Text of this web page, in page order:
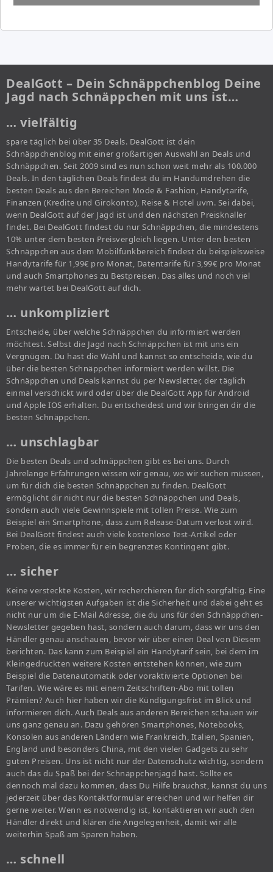
DealGott – Dein Schnäppchenblog Deine
Jagd nach Schnäppchen mit uns ist…
… vielfältig
spare täglich bei über 35 Deals. DealGott ist dein
Schnäppchenblog mit einer großartigen Auswahl an Deals und
Schnäppchen. Seit 2009 sind es nun schon weit mehr als 100.000
Deals. In den täglichen Deals findest du im Handumdrehen die
besten Deals aus den Bereichen Mode & Fashion, Handytarife,
Finanzen (Kredite und Girokonto), Reise & Hotel uvm. Sei dabei,
wenn DealGott auf der Jagd ist und den nächsten Preisknaller
findet. Bei DealGott findest du nur Schnäppchen, die mindestens
10% unter dem besten Preisvergleich liegen. Unter den besten
Schnäppchen aus dem Mobilfunkbereich findest du beispielsweise
Handytarife für 1,99€ pro Monat, Datentarife für 3,99€ pro Monat
und auch Smartphones zu Bestpreisen. Das alles und noch viel
mehr wartet bei DealGott auf dich.
… unkompliziert
Entscheide, über welche Schnäppchen du informiert werden
möchtest. Selbst die Jagd nach Schnäppchen ist mit uns ein
Vergnügen. Du hast die Wahl und kannst so entscheide, wie du
über die besten Schnäppchen informiert werden willst. Die
Schnäppchen und Deals kannst du per Newsletter, der täglich
einmal verschickt wird oder über die DealGott App für Android
und Apple IOS erhalten. Du entscheidest und wir bringen dir die
besten Schnäppchen.
… unschlagbar
Die besten Deals und schnäppchen gibt es bei uns. Durch
Jahrelange Erfahrungen wissen wir genau, wo wir suchen müssen,
um für dich die besten Schnäppchen zu finden. DealGott
ermöglicht dir nicht nur die besten Schnäppchen und Deals,
sondern auch viele Gewinnspiele mit tollen Preise. Wie zum
Beispiel ein Smartphone, dass zum Release-Datum verlost wird.
Bei DealGott findest auch viele kostenlose Test-Artikel oder
Proben, die es immer für ein begrenztes Kontingent gibt.
… sicher
Keine versteckte Kosten, wir recherchieren für dich sorgfältig. Eine
unserer wichtigsten Aufgaben ist die Sicherheit und dabei geht es
nicht nur um die E-Mail Adresse, die du uns für den Schnäppchen-
Newsletter gegeben hast, sondern auch darum, dass wir uns den
Händler genau anschauen, bevor wir über einen Deal von Diesem
berichten. Das kann zum Beispiel ein Handytarif sein, bei dem im
Kleingedruckten weitere Kosten entstehen können, wie zum
Beispiel die Datenautomatik oder voraktivierte Optionen bei
Tarifen. Wie wäre es mit einem Zeitschriften-Abo mit tollen
Prämien? Auch hier haben wir die Kündigungsfrist im Blick und
informieren dich. Auch Deals aus anderen Bereichen schauen wir
uns ganz genau an. Dazu gehören Smartphones, Notebooks,
Konsolen aus anderen Ländern wie Frankreich, Italien, Spanien,
England und besonders China, mit den vielen Gadgets zu sehr
guten Preisen. Uns ist nicht nur der Datenschutz wichtig, sondern
auch das du Spaß bei der Schnäppchenjagd hast. Sollte es
dennoch mal dazu kommen, dass Du Hilfe brauchst, kannst du uns
jederzeit über das Kontaktformular erreichen und wir helfen dir
gerne weiter. Wenn es notwendig ist, kontaktieren wir auch den
Händler direkt und klären die Angelegenheit, damit wir alle
weiterhin Spaß am Sparen haben.
… schnell